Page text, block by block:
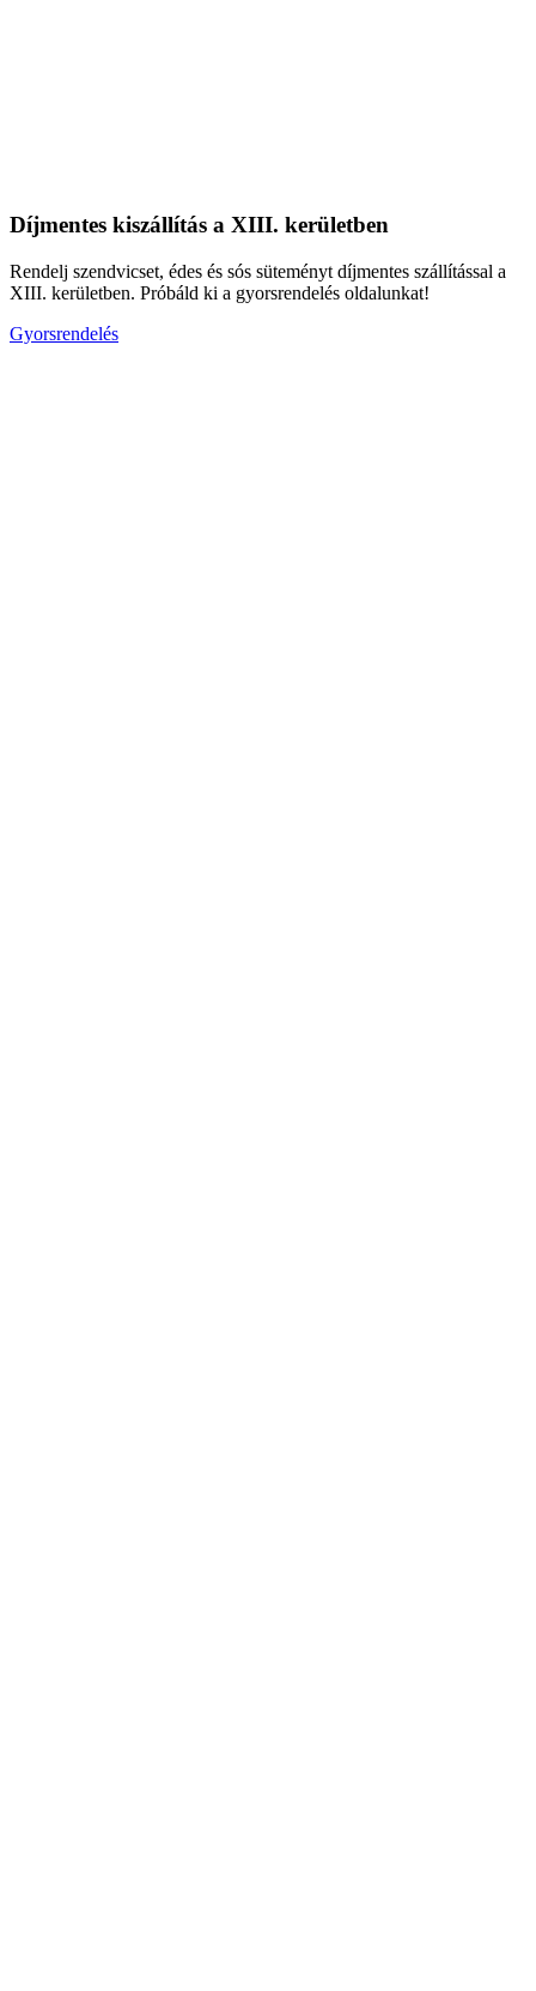
Díjmentes kiszállítás a XIII. kerületben
Rendelj szendvicset, édes és sós süteményt díjmentes szállítással a
XIII. kerületben. Próbáld ki a gyorsrendelés oldalunkat!
Gyorsrendelés